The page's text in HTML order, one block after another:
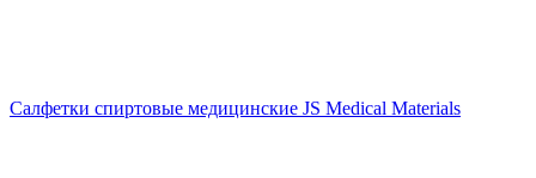
Салфетки спиртовые медицинские JS Medical Materials